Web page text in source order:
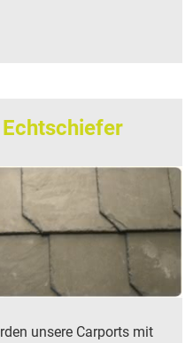
unsere Carports mit